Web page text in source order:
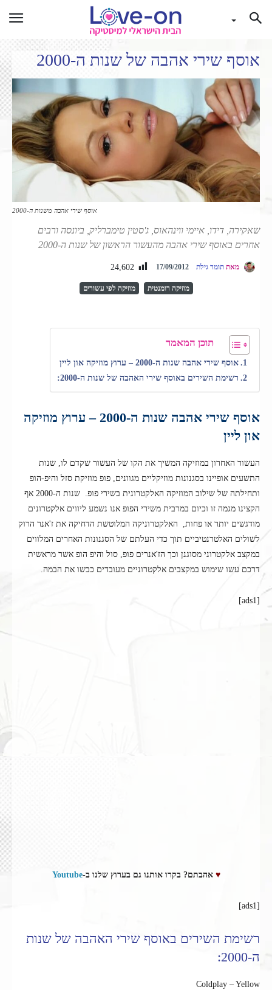
אוסף שירי אהבה של שנות ה-2000
אוסף שירי אהבה משנות ה-2000
שאקירה, דידו, איימי ווינהאוס, ג'סטין טימברליק, ביונסה ורבים
אחרים באוסף שירי אהבה מהעשור הראשון של שנות ה-2000
מוזיקה רומנטית מוזיקה לפי עשורים
מאת תומר גילת 17/09/2012
24,602
תוכן המאמר
אוסף שירי אהבה שנות ה-2000 – ערוץ מוזיקה און ליין
רשימת השירים באוסף שירי האהבה של שנות ה-2000:
אוסף שירי אהבה שנות ה-2000 – ערוץ מוזיקה
און ליין
העשור האחרון במוזיקה המשיך את הקו של העשור שקדם לו, שנות
התשעים אופיינו בסגנונות מוזיקליים מגוונים, פופ מוזיקת סזל והיפ-הופ
ותחילתה של שילוב המוזיקה האלקטרונית בשירי פופ. שנות ה-2000 אף
הקצינו מגמה זו וכיום במרבית משירי הפופ אנו נשמע ליווים אלקטרונים
מודגשים יותר או פחות, האלקטרוניקה המלוטשת הדחיקה את ז'אנר הרוק
לשולים האלטרנטיביים תוך כדי העלתם של הסגנונות האחרים המלווים
במקצב אלקטרוני מסוגנן וכך הז'אנרים פופ, סול והיפ הופ אשר מראשית
דרכם עשו שימוש במקצבים אלקטרוניים מעובדים כבשו את הבמה.
[ads1]
♥ אהבתם? בקרו אותנו גם בערוץ שלנו ב-Youtube
[ads1]
רשימת השירים באוסף שירי האהבה של שנות
ה-2000:
Coldplay – Yellow